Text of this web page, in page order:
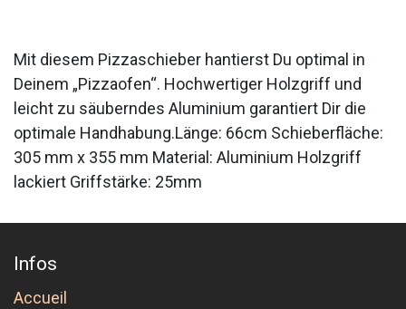
Mit diesem Pizzaschieber hantierst Du optimal in
Deinem „Pizzaofen“. Hochwertiger Holzgriff und
leicht zu säuberndes Aluminium garantiert Dir die
optimale Handhabung.Länge: 66cm Schieberfläche:
305 mm x 355 mm Material: Aluminium Holzgriff
lackiert Griffstärke: 25mm
Infos
Accueil